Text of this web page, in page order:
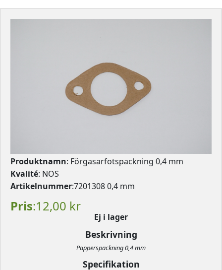
Produktnamn: Förgasarfotspackning 0,4 mm
Kvalité: NOS
Artikelnummer:7201308 0,4 mm
Pris:12,00 kr
Ej i lager
Beskrivning
Papperspackning 0,4 mm
Specifikation